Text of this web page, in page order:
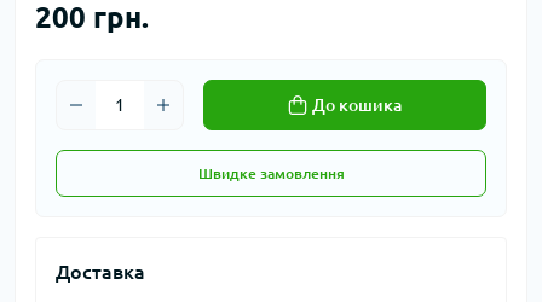
200 грн.
До кошика
Швидке замовлення
Доставка